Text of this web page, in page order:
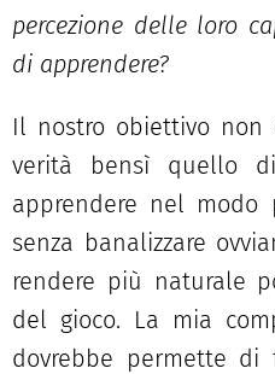
percezione delle loro
di apprendere?
Il nostro obiettivo
verità bensì quello
apprendere nel modo
senza banalizzare
rendere più naturale
del gioco. La mia
dovrebbe permette di